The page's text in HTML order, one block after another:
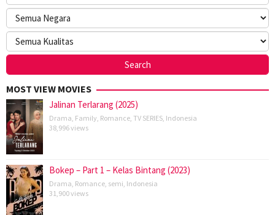
MOST VIEW MOVIES
Jalinan Terlarang (2025)
Drama Family Romance TV SERIES Indonesia
38,996 views
Bokep – Part 1 – Kelas Bintang (2023)
Drama Romance semi Indonesia
31,900 views